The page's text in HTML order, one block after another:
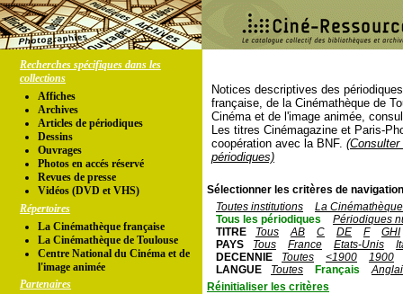
Recherches spécifiques dans les
collections
Affiches
Archives
Articles de périodiques
Dessins
Ouvrages
Photos en accés réservé
Revues de presse
Vidéos (DVD et VHS)
Répertoires
La Cinémathèque française
La Cinémathèque de Toulouse
Centre National du Cinéma et de
l'image animée
Partenaires
Notices descriptives des
française, de la Cinémathèque de
Cinéma et de l'image animée,
Les titres Cinémagazine et Paris-
coopération avec la BNF.
périodiques)
Sélectionner les critères de
Toutes institutions
La
Tous les périodiques
Périodiques
TITRE
Tous AB C DE F
GHI
PAYS
Tous France Etats-Unis
DECENNIE
Toutes <1900
1900
LANGUE
Toutes Français
Réinitialiser les critères